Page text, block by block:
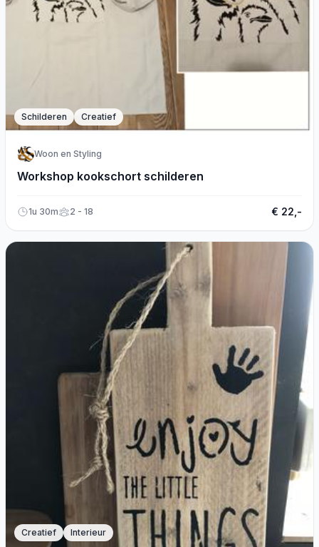
Schilderen Creatief
Woon en Styling
Workshop kookschort schilderen
1u 30m 2 - 18 € 22,-
Creatief Interieur